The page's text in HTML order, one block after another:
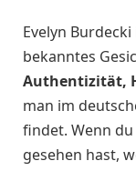
Evelyn
bekanntes
Authentizität,
man im
findet. Wenn
gesehen hast,